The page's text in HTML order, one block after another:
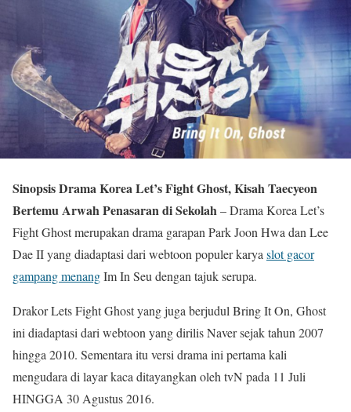
Sinopsis Drama Korea Let’s Fight Ghost, Kisah Taecyeon
Bertemu Arwah Penasaran di Sekolah– Drama Korea Let’s
Fight Ghost merupakan drama garapan Park Joon Hwa dan Lee
Dae II yang diadaptasi dari webtoon populer karya slot gacor
gampang menangIm In Seu dengan tajuk serupa.
Drakor Lets Fight Ghost yang juga berjudul Bring It On, Ghost
ini diadaptasi dari webtoon yang dirilis Naver sejak tahun 2007
hingga 2010. Sementara itu versi drama ini pertama kali
mengudara di layar kaca ditayangkan oleh tvN pada 11 Juli
HINGGA 30 Agustus 2016.